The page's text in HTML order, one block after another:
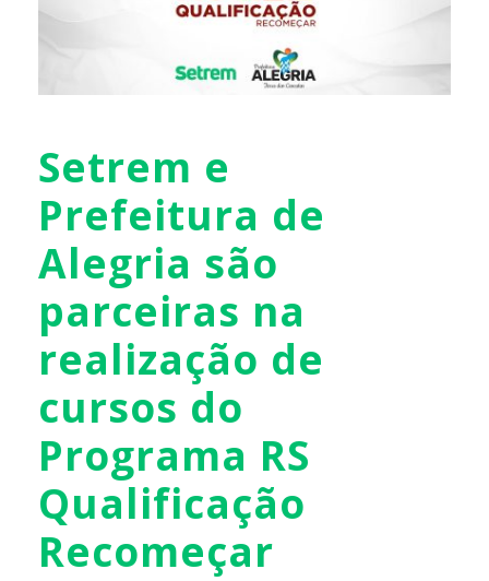
Setrem e
Prefeitura de
Alegria são
parceiras na
realização de
cursos do
Programa RS
Qualificação
Recomeçar